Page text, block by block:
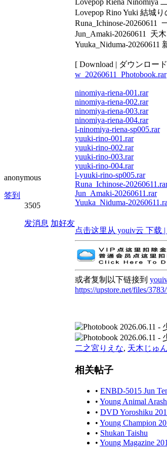
anonymous
签到
3505
发消息 加好友
Lovepop Rino Yuki 結城
Runa_Ichinose-20260611
Jun_Amaki-20260611 天
Yuuka_Niduma-20260611
[ Download | ダウンロー
w_20260611_Photobook.rar
ninomiya-riena-001.rar
ninomiya-riena-002.rar
ninomiya-riena-003.rar
ninomiya-riena-004.rar
l-ninomiya-riena-sp005.rar
yuuki-rino-001.rar
yuuki-rino-002.rar
yuuki-rino-003.rar
yuuki-rino-004.rar
l-yuuki-rino-sp005.rar
Runa_Ichinose-
Jun_Amaki-20260611.rar
Yuuka_Niduma-
点击这里从 youiv云 下载 |
或者复制以下链接到
https://upstore.net/files/
二之宮りえな, 天木じゅん
相关帖子
• ENBD-5015 Jun
• Young Animal
• DVD Yoroshiku
• Young Champion
• Shukan Taishu
• Young Magazine